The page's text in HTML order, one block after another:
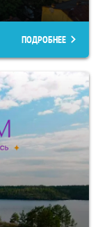
ПОДРОБНЕЕ